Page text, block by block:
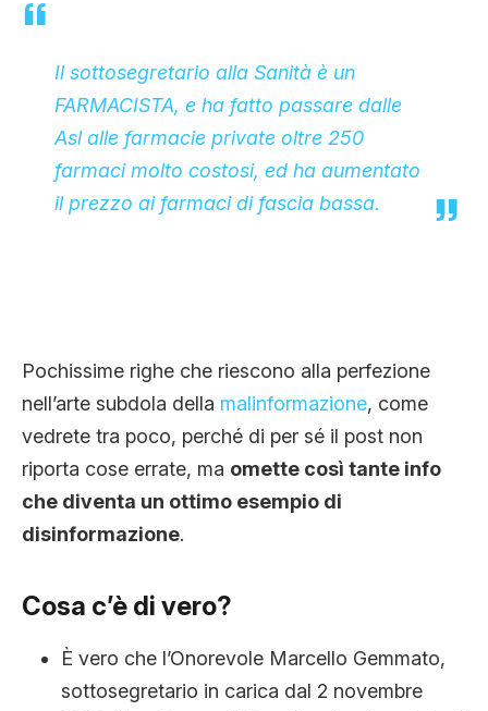
Il sottosegretario alla Sanità è un
FARMACISTA, e ha fatto passare dalle
Asl alle farmacie private oltre 250
farmaci molto costosi, ed ha aumentato
il prezzo ai farmaci di fascia bassa.
Pochissime righe che riescono alla perfezione
nell’arte subdola della malinformazione, come
vedrete tra poco, perché di per sé il post non
riporta cose errate, ma omette così tante info
che diventa un ottimo esempio di
disinformazione.
Cosa c’è di vero?
È vero che l’Onorevole Marcello Gemmato,
sottosegretario in carica dal 2 novembre